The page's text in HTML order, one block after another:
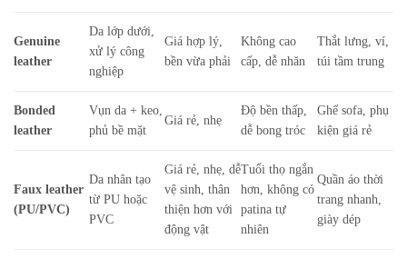
Genuine
leather
Da lớp dưới,
xử lý công
nghiệp
Giá hợp lý,
bền vừa phải
Không cao
cấp, dễ nhăn
Thắt lưng, ví,
túi tầm trung
Bonded
leather
Vụn da + keo,
phủ bề mặt
Giá rẻ, nhẹ
Độ bền thấp,
dễ bong tróc
Ghế sofa, phụ
kiện giá rẻ
Faux leather
(PU/PVC)
Da nhân tạo
từ PU hoặc
PVC
Giá rẻ, nhẹ, dễ
vệ sinh, thân
thiện hơn với
động vật
Tuổi thọ ngắn
hơn, không có
patina tự
nhiên
Quần áo thời
trang nhanh,
giày dép